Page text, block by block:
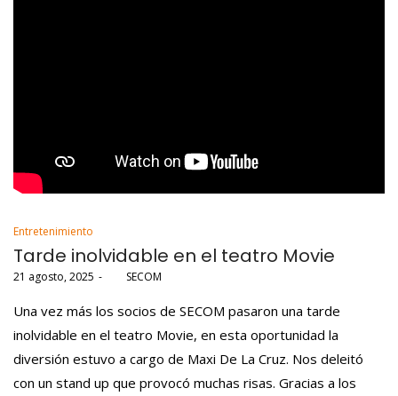
Posted
in
Entretenimiento
Tarde inolvidable en el teatro Movie
Posted
21 agosto, 2025 SECOM
Una vez más los socios de SECOM pasaron una tarde
inolvidable en el teatro Movie, en esta oportunidad la
diversión estuvo a cargo de Maxi De La Cruz. Nos deleitó
con un stand up que provocó muchas risas. Gracias a los